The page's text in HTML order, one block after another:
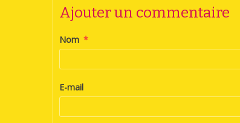
Ajouter un commentaire
Nom
E-mail